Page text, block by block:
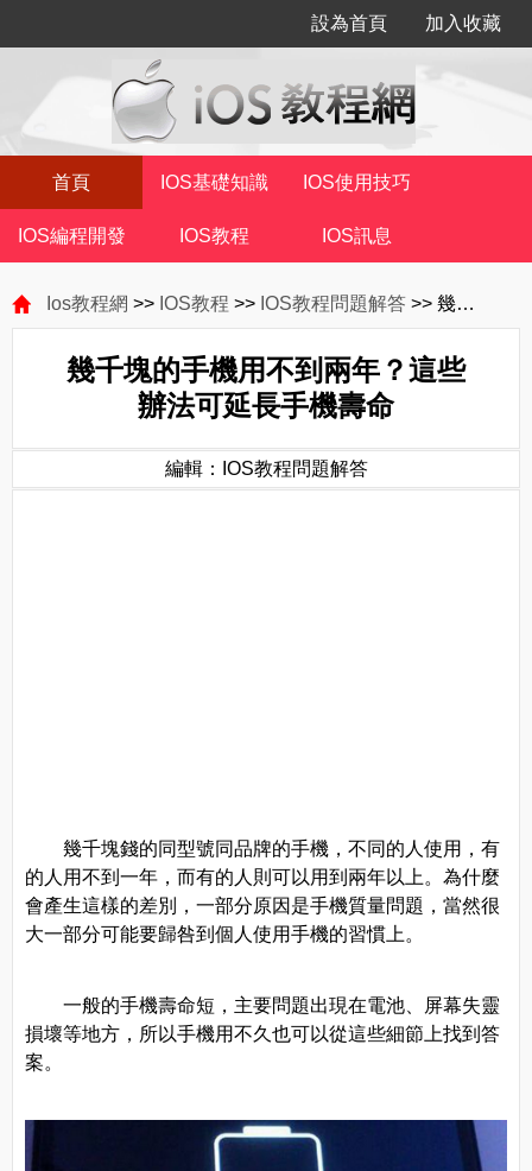
設為首頁 加入收藏
首頁 IOS基礎知識 IOS使用技巧
IOS編程開發 IOS教程 IOS訊息
Ios教程網 >> IOS教程 >> IOS教程問題解答 >> 幾千塊的手機用不到兩年？這些辦法可延長手機壽命
幾千塊的手機用不到兩年？這些
辦法可延長手機壽命
編輯：IOS教程問題解答
幾千塊錢的同型號同品牌的手機，不同的人使用，有
的人用不到一年，而有的人則可以用到兩年以上。為什麼
會產生這樣的差別，一部分原因是手機質量問題，當然很
大一部分可能要歸咎到個人使用手機的習慣上。
一般的手機壽命短，主要問題出現在電池、屏幕失靈
損壞等地方，所以手機用不久也可以從這些細節上找到答
案。